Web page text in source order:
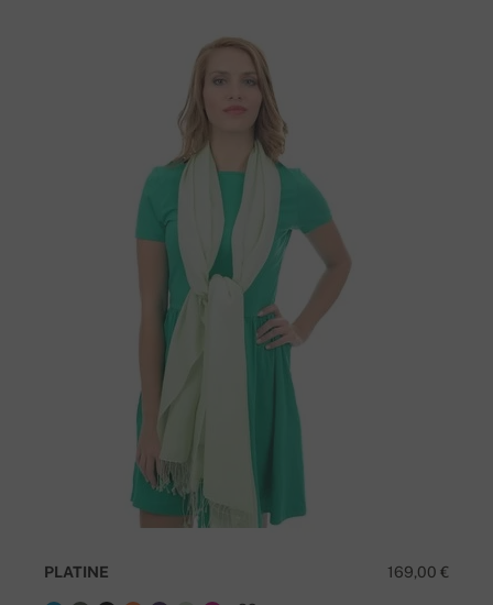
169,00 €
PLATINE